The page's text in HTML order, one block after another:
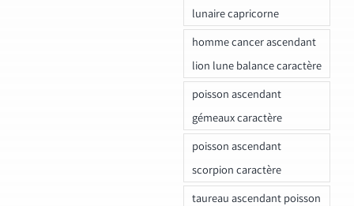
lunaire capricorne
homme cancer ascendant
lion lune balance caractère
poisson ascendant
gémeaux caractère
poisson ascendant
scorpion caractère
taureau ascendant poisson